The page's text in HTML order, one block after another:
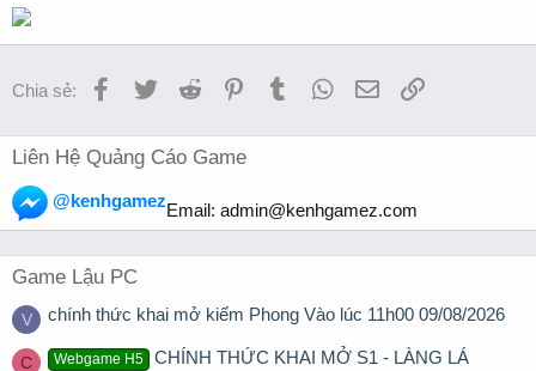
Chia sẻ: Facebook
TwitterReddit PinterestTumblrWhatsApp
EmailLink
Liên Hệ Quảng Cáo Game
@kenhgamezEmail: admin@kenhgamez.com
Game Lậu PC
V chính thức khai mở kiếm Phong Vào lúc 11h00 09/08/2026
C Webgame H5
CHÍNH THỨC KHAI MỞ S1 - LÀNG LÁ